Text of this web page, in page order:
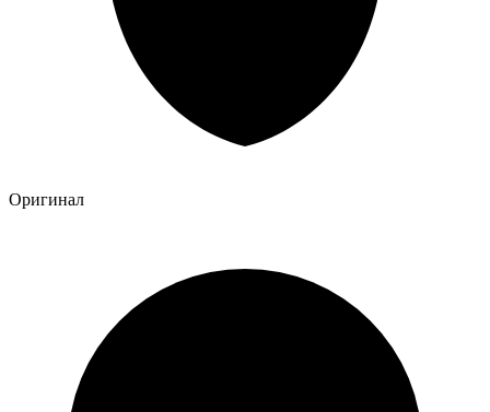
Оригинал